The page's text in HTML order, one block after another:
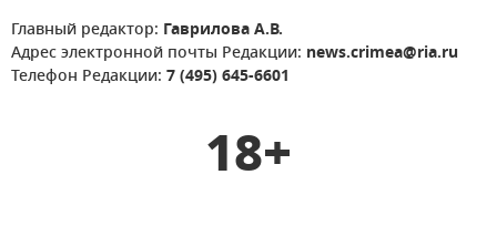
Главный редактор: Гаврилова А.В.
Адрес электронной почты Редакции: news.crimea@ria.ru
Телефон Редакции: 7 (495) 645-6601
18+